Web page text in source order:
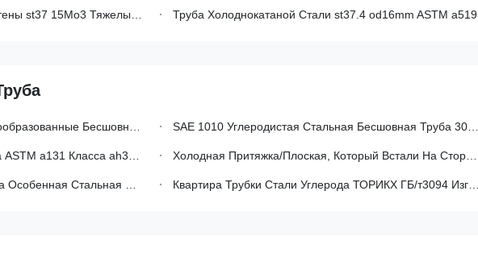
Для Изготовляя Трубопроводов Труба Холоднокатаной Стали st37.4 od16mm ASTM a519
Трубы Для Железнодорожного Строительства SAE 1010 Углеродистая Стальная Бесшовная Труба 30-426 Мм OD Для Машиностроения
И Ударной Вязкостью По Шарпи V-Образным Надрезом Для Судостроения Холодная Притяжка/Плоская, Который Встали На Сторону Труба Овальной Трубки Трубки Овальной Стальной Безшовная Сваренная
саэ1020 Шестиугольная Квартира Трубки Стали Углерода ТОРИКХ ГБ/т3094 Изготовленная На Заказ Встала На Сторону Холоднопрокатная Труба Овальной Формы Стальная